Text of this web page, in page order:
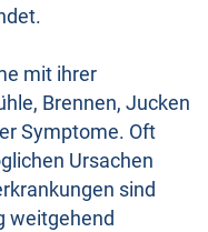
mit ihrer
Brennen, Jucken
Symptome. Oft
Ursachen
sind
weitgehend